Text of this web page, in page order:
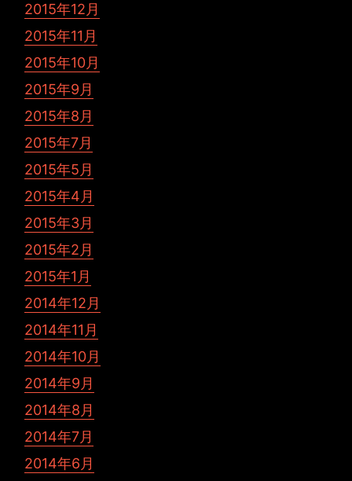
2015年12月
2015年11月
2015年10月
2015年9月
2015年8月
2015年7月
2015年5月
2015年4月
2015年3月
2015年2月
2015年1月
2014年12月
2014年11月
2014年10月
2014年9月
2014年8月
2014年7月
2014年6月